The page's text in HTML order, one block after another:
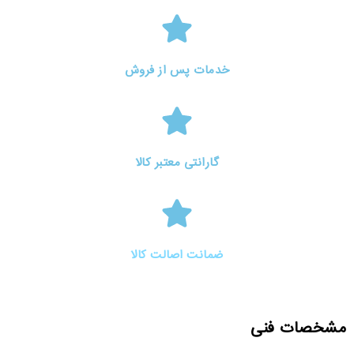
خدمات پس از فروش
گارانتی معتبر کالا
ضمانت اصالت کالا
مشخصات فنی